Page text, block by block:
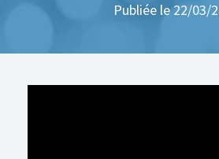
Publiée le 22/03/